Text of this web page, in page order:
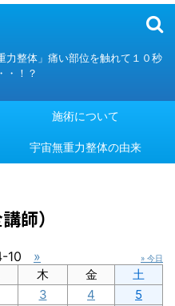
力整体」痛い部位を触れて１０秒
・！？
施術について
宇宙無重力整体の由来
師）
10 » » 今日
木 金
土
3 4
5